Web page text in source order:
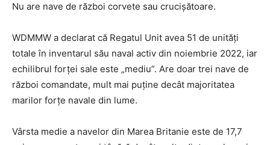
Nu are nave de război corvete sau crucișătoare.
WDMMW a declarat că Regatul Unit avea 51 de unități
totale în inventarul său naval activ din noiembrie 2022, iar
echilibrul forței sale este „mediu”. Are doar trei nave de
război comandate, mult mai puține decât majoritatea
marilor forțe navale din lume.
Vârsta medie a navelor din Marea Britanie este de 17,7